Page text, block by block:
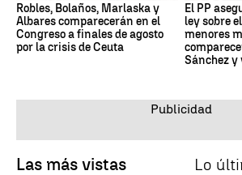
Robles, Bolaños, Marlaska y
Albares comparecerán en el
Congreso a finales de agosto
por la crisis de Ceuta
El PP
ley sobre
menores
Sánchez
Las más vistas Lo